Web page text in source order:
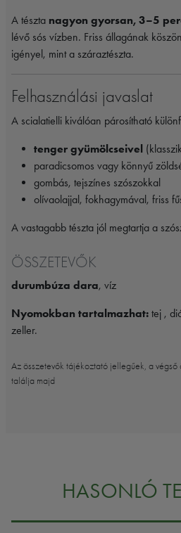
A tészta nagyon gyorsan, 3–5
lévő sós vízben. Friss állagának
igényel, mint a száraztészta.
Felhasználási javaslat
A scialatielli kiválóan párosítható
tenger gyümölcseivel
paradicsomos vagy könnyű
gombás, tejszínes szószokkal
olívaolajjal, fokhagymával, friss
A vastagabb tészta jól megtartja a
ÖSSZETEVŐK
durumbúza dara, víz
Nyomokban tartalmazhat: tej ,
zeller.
Az összetevők tájékoztató jellegűek, a végső
találja majd
HASONLÓ